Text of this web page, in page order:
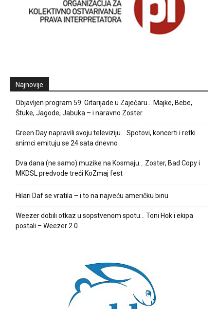
Najnovije
Objavljen program 59. Gitarijade u Zaječaru… Majke, Bebe,
Štuke, Jagode, Jabuka – i naravno Zoster
Green Day napravili svoju televiziju… Spotovi, koncerti i retki
snimci emituju se 24 sata dnevno
Dva dana (ne samo) muzike na Kosmaju… Zoster, Bad Copy i
MKDSL predvode treći KoZmaj fest
Hilari Daf se vratila – i to na najveću američku binu
Weezer dobili otkaz u sopstvenom spotu… Toni Hok i ekipa
postali – Weezer 2.0